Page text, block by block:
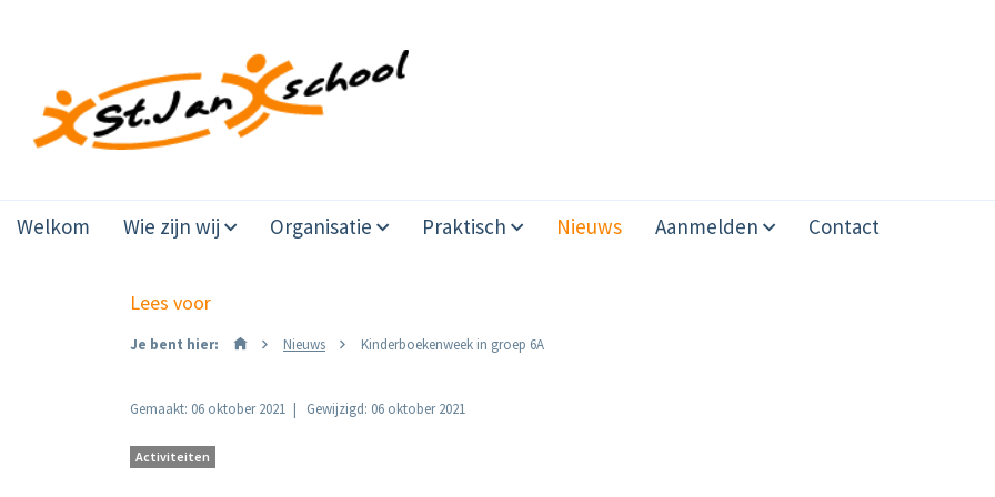
Welkom Wie zijn wij Organisatie Praktisch Nieuws Aanmelden Contact
Lees voor
Je bent hier: Nieuws Kinderboekenweek in groep 6A
Gemaakt: 06 oktober 2021 Gewijzigd: 06 oktober 2021
Activiteiten